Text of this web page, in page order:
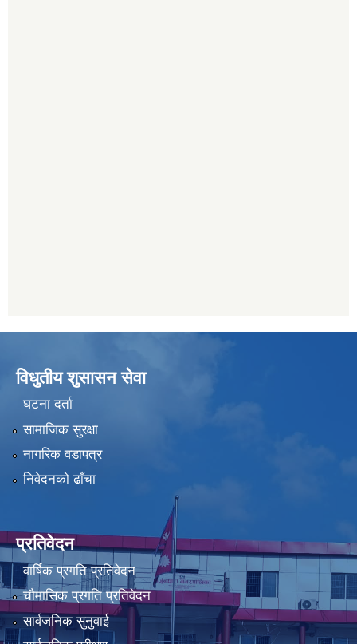
विधुतीय शुसासन सेवा
घटना दर्ता
सामाजिक सुरक्षा
नागरिक वडापत्र
निवेदनको ढाँचा
प्रतिवेदन
वार्षिक प्रगति प्रतिवेदन
चौमासिक प्रगति प्रतिवेदन
सार्वजनिक सुनुवाई